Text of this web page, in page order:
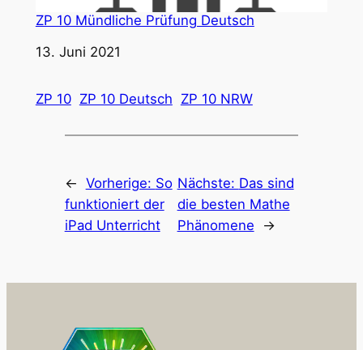
ZP 10 Mündliche Prüfung Deutsch
Datum
13. Juni 2021
ZP 10 ZP 10 Deutsch ZP 10 NRW
← Vorherige: So
funktioniert der
iPad Unterricht
Nächste: Das sind
die besten Mathe
Phänomene
→